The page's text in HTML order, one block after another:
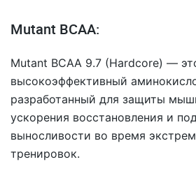
Mutant BCAA:
Mutant BCAA 9.7 (Hardcore) —
высокоэффективный
разработанный для защиты
ускорения восстановления и
выносливости во время
тренировок.